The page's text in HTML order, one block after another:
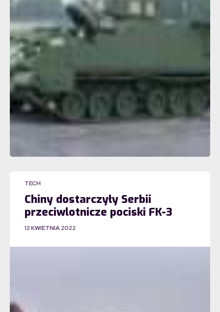
TECH
Chiny dostarczyły Serbii
przeciwlotnicze pociski FK-3
12 KWIETNIA 2022